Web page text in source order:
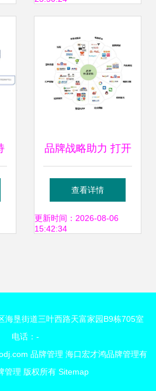
品牌战略助力 打开
公益筹款“市场”新
路径
查看详情
更新时间：2026-08-06
15:42:34
海垦街道三叶西路天富家园B9栋705室
电话：-
品牌管理 海口宏才鸿品牌管理有
管理 版权所有 Sitemap